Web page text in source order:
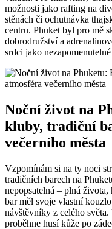
možnosti jako rafting na
stěnách či⁢ ochutnávka
centru. Phuket byl ‌pro mě
dobrodružství a
srdci‌ jako
Noční život na
kluby, tradiční
večerního města
Vzpomínám si na⁢ ty noci
tradičních ⁢barech na
nepopsatelná – plná
bar⁢ měl svoje vlastní
návštěvníky ‌z⁣ celého
proběhne‌ husí ⁢kůže po